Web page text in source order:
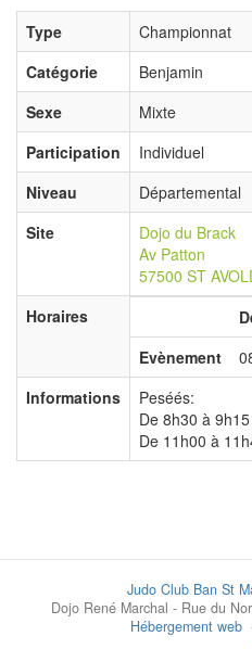
Type
Championnat
Catégorie
Benjamin
Sexe
Mixte
Participation
Individuel
Niveau
Départemental
Site
Dojo du Brack
Av Patton
57500 ST
Horaires
Evènement
Informations
Peséés:
De 8h30 à
De 11h00 à
Judo Club Ban St
Dojo René Marchal - Rue du
Hébergement web